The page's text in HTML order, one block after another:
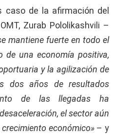
caso de la afirmación del
Zurab Pololikashvili –
mantiene fuerte en todo el
de una economía positiva,
y la agilización de
dos años de resultados
de las llegadas ha
el sector aún
económico»– y